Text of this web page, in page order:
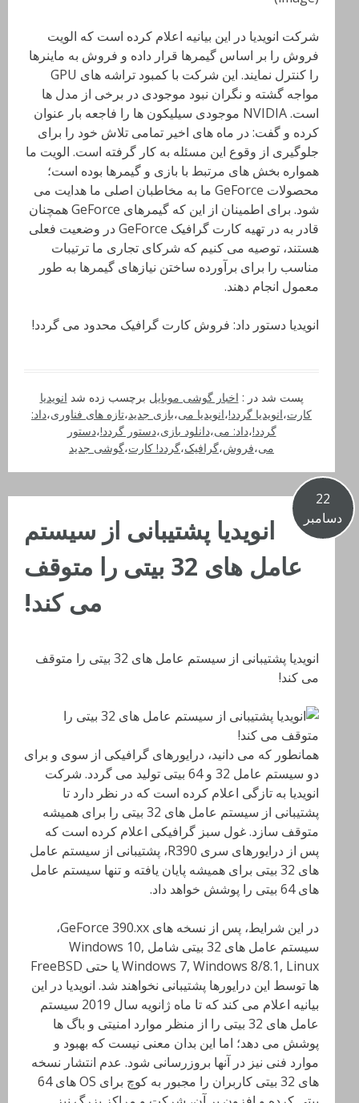
شرکت انویدیا در این بیانیه اعلام کرده است که الویت
فروش را بر اساس گیمرها قرار داده و فروش به ماینرها
را کنترل نمایند. این شرکت با کمبود تراشه های GPU
مواجه گشته و نگران نبود موجودی در برخی از مدل ها
است. NVIDIA موجودی سیلیکون ها را فاجعه بار عنوان
کرده و گفت: در ماه های اخیر تمامی تلاش خود را برای
جلوگیری از وقوع این مسئله به کار گرفته است. الویت ما
همواره بخش های مرتبط با بازی و گیمرها بوده است؛
محصولات GeForce ما به مخاطبان اصلی ما هدایت می
شود. برای اطمینان از این که گیمرهای GeForce همچنان
قادر به در تهیه کارت گرافیک GeForce در وضعیت فعلی
هستند، توصیه می کنیم که شرکای تجاری ما ترتیبات
مناسب را برای برآورده ساختن نیازهای گیمرها به طور
معمول انجام دهند.
انویدیا دستور داد: فروش کارت گرافیک محدود می گردد!
پست شد در : اخبار گوشی موبایل برچسب زده شد انویدیا
کارت،انویدیا گردد!،انویدیا می،بازی جدید،تازه های فناوری،داد:
گردد!،داد: می،دانلود بازی،دستور گردد!،دستور
می،فروش،گرافیک،گردد! کارت،گوشی جدید
22
دسامبر
انویدیا پشتیبانی از سیستم
عامل های 32 بیتی را متوقف
می کند!
انویدیا پشتیبانی از سیستم عامل های 32 بیتی را متوقف
می کند!
همانطور که می دانید، درایورهای گرافیکی از سوی و برای
دو سیستم عامل 32 و 64 بیتی تولید می گردد. شرکت
انویدیا به تازگی اعلام کرده است که در نظر دارد تا
پشتیبانی از سیستم عامل های 32 بیتی را برای همیشه
متوقف سازد. غول سبز گرافیکی اعلام کرده است که
پس از درایورهای سری R390، پشتیبانی از سیستم عامل
های 32 بیتی برای همیشه پایان یافته و تنها سیستم عامل
های 64 بیتی را پوشش خواهد داد.
در این شرایط، پس از نسخه های GeForce 390.xx،
سیستم عامل های 32 بیتی شامل Windows 10,
Windows 7, Windows 8/8.1, Linux یا حتی FreeBSD
ها توسط این درایورها پشتیبانی نخواهند شد. انویدیا در این
بیانیه اعلام می کند که تا ماه ژانویه سال 2019 سیستم
عامل های 32 بیتی را از منظر موارد امنیتی و باگ ها
پوشش می دهد؛ اما این بدان معنی نیست که بهبود و
موارد فنی نیز در آنها بروزرسانی شود. عدم انتشار نسخه
های 32 بیتی کاربران را مجبور به کوچ برای OS های 64